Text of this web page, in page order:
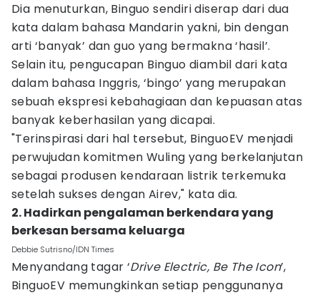
Dia menuturkan, Binguo sendiri diserap dari dua
kata dalam bahasa Mandarin yakni, bin dengan
arti ‘banyak’ dan guo yang bermakna ‘hasil’.
Selain itu, pengucapan Binguo diambil dari kata
dalam bahasa Inggris, ‘bingo’ yang merupakan
sebuah ekspresi kebahagiaan dan kepuasan atas
banyak keberhasilan yang dicapai.
"Terinspirasi dari hal tersebut, BinguoEV menjadi
perwujudan komitmen Wuling yang berkelanjutan
sebagai produsen kendaraan listrik terkemuka
setelah sukses dengan Airev," kata dia.
2. Hadirkan pengalaman berkendara yang
berkesan bersama keluarga
Debbie Sutrisno/IDN Times
Menyandang tagar ‘Drive Electric, Be The Icon’,
BinguoEV memungkinkan setiap penggunanya